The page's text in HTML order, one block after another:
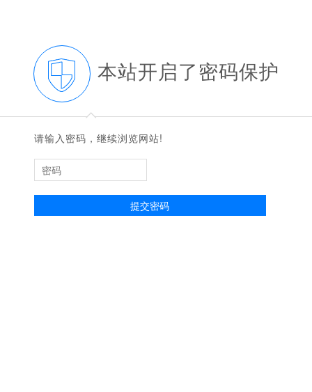
本站开启了密码保护
◆
◆
请输入密码，继续浏览网站!
提交密码